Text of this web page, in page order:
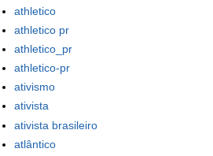
athletico
athletico pr
athletico_pr
athletico-pr
ativismo
ativista
ativista brasileiro
atlântico